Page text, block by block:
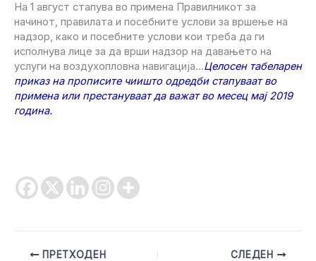
На 1 август стапува во примена Правилникот за
начинот, правилата и посебните услови за вршење на
надзор, како и посебните услови кои треба да ги
исполнува лице за да врши надзор на давањето на
услуги на воздухопловна навигација…Целосен табеларен
приказ на прописите чиишто одредби стапуваат во
примена или престануваат да важат во месец мај 2019
година.
ПРЕТХОДЕН СЛЕДЕН